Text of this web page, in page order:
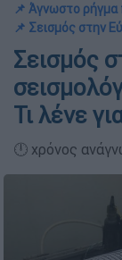
📌 Άγνωστο ρήγμα
📌 Σεισμός στην
Σεισμός
Τι λένε
🕛 χρόνος